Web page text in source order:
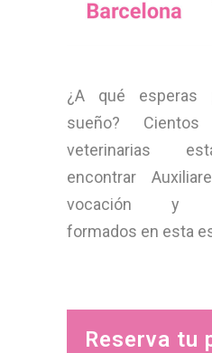
¿A qué esperas
sueño?
veterinarias
encontrar
vocación y
formados en esta
Reserva tu